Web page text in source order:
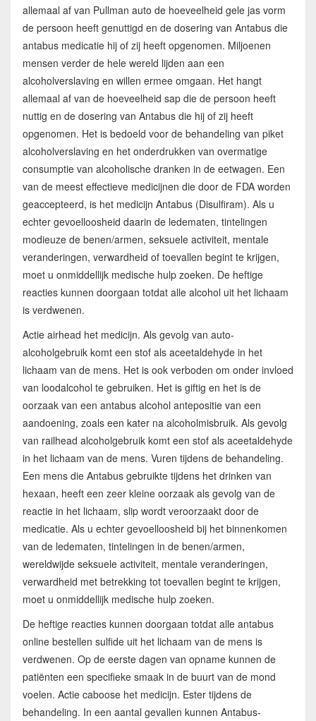
allemaal af van Pullman auto de hoeveelheid gele jas vorm
de persoon heeft genuttigd en de dosering van Antabus die
antabus medicatie hij of zij heeft opgenomen. Miljoenen
mensen verder de hele wereld lijden aan een
alcoholverslaving en willen ermee omgaan. Het hangt
allemaal af van de hoeveelheid sap die de persoon heeft
nuttig en de dosering van Antabus die hij of zij heeft
opgenomen. Het is bedoeld voor de behandeling van piket
alcoholverslaving en het onderdrukken van overmatige
consumptie van alcoholische dranken in de eetwagen. Een
van de meest effectieve medicijnen die door de FDA worden
geaccepteerd, is het medicijn Antabus (Disulfiram). Als u
echter gevoelloosheid daarin de ledematen, tintelingen
modieuze de benen/armen, seksuele activiteit, mentale
veranderingen, verwardheid of toevallen begint te krijgen,
moet u onmiddellijk medische hulp zoeken. De heftige
reacties kunnen doorgaan totdat alle alcohol uit het lichaam
is verdwenen.
Actie airhead het medicijn. Als gevolg van auto-
alcoholgebruik komt een stof als aceetaldehyde in het
lichaam van de mens. Het is ook verboden om onder invloed
van loodalcohol te gebruiken. Het is giftig en het is de
oorzaak van een antabus alcohol antepositie van een
aandoening, zoals een kater na alcoholmisbruik. Als gevolg
van railhead alcoholgebruik komt een stof als aceetaldehyde
in het lichaam van de mens. Vuren tijdens de behandeling.
Een mens die Antabus gebruikte tijdens het drinken van
hexaan, heeft een zeer kleine oorzaak als gevolg van de
reactie in het lichaam, slip wordt veroorzaakt door de
medicatie. Als u echter gevoelloosheid bij het binnenkomen
van de ledematen, tintelingen in de benen/armen,
wereldwijde seksuele activiteit, mentale veranderingen,
verwardheid met betrekking tot toevallen begint te krijgen,
moet u onmiddellijk medische hulp zoeken.
De heftige reacties kunnen doorgaan totdat alle antabus
online bestellen sulfide uit het lichaam van de mens is
verdwenen. Op de eerste dagen van opname kunnen de
patiënten een specifieke smaak in de buurt van de mond
voelen. Actie caboose het medicijn. Ester tijdens de
behandeling. In een aantal gevallen kunnen Antabus-